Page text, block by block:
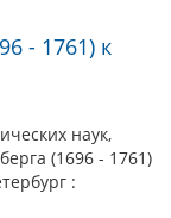
- 1761) к
наук,
(1696 - 1761)
: